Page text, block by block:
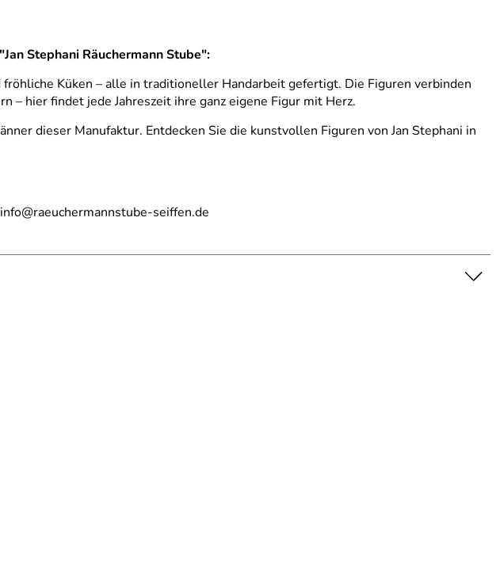
Stephani Räuchermann Stube":
Küken – alle in traditioneller Handarbeit gefertigt. Die Figuren verbinden
– hier findet jede Jahreszeit ihre ganz eigene Figur mit Herz.
dieser Manufaktur. Entdecken Sie die kunstvollen Figuren von Jan Stephani in
seiffen.de